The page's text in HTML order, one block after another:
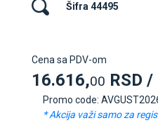
Šifra 44495
Cena sa PDV-om
16.616,00 RSD /
Promo code:
* Akcija važi samo za